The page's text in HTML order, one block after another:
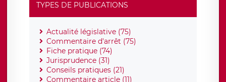
TYPES DE PUBLICATIONS
Actualité législative (75)
Commentaire d'arrêt (75)
Fiche pratique (74)
Jurisprudence (31)
Conseils pratiques (21)
Commentaire article (11)